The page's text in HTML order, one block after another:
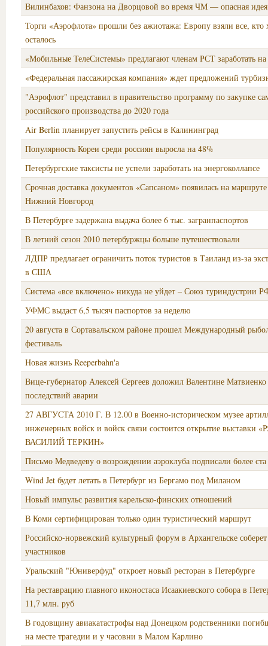
Вилинбахов: Фанзона на Дворцовой во время ЧМ — опасная идея
Торги «Аэрофлота» прошли без ажиотажа: Европу взяли все, кто
осталось
«Мобильные ТелеСистемы» предлагают членам РСТ заработать
«Федеральная пассажирская компания» ждет предложений
"Аэрофлот" представил в правительство программу по закупке
российского производства до 2020 года
Air Berlin планирует запустить рейсы в Калининград
Популярность Кореи среди россиян выросла на 48%
Петербургские таксисты не успели заработать на энергоколлапсе
Срочная доставка документов «Сапсаном» появилась на
Нижний Новгород
В Петербурге задержана выдача более 6 тыс. загранпаспортов
В летний сезон 2010 петербуржцы больше путешествовали
ЛДПР предлагает ограничить поток туристов в Таиланд из-за
в США
Система «все включено» никуда не уйдет – Союз туриндустрии
УФМС выдаст 6,5 тысяч паспортов за неделю
20 августа в Сортавальском районе прошел Международный
фестиваль
Новая жизнь Reeperbahn'а
Вице-губернатор Алексей Сергеев доложил Валентине
последствий аварии
27 АВГУСТА 2010 Г. В 12.00 в Военно-историческом музее
инженерных войск и войск связи состоится открытие выставки
ВАСИЛИЙ ТЕРКИН»
Письмо Медведеву о возрождении аэроклуба подписали более
Wind Jet будет летать в Петербург из Бергамо под Миланом
Новый импульс развития карельско-финских отношений
В Коми сертифицирован только один туристический маршрут
Российско-норвежский культурный форум в Архангельске
участников
Уральский "Юниверфуд" откроет новый ресторан в Петербурге
На реставрацию главного иконостаса Исаакиевского собора в
11,7 млн. руб
В годовщину авиакатастрофы над Донецком родственники
на месте трагедии и у часовни в Малом Карлино